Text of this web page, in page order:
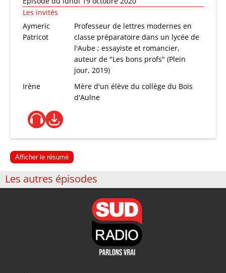
Les invités
Aymeric
Patricot
Professeur de lettres modernes en
classe préparatoire dans un lycée de
l'Aube ; essayiste et romancier,
auteur de "Les bons profs" (Plein
jour, 2019)
Irène
Mère d'un élève du collège du Bois
d'Aulne
Afficher le résumé
Les autres épisodes